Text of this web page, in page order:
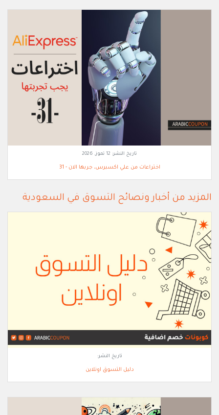
تاريخ النشر: 12 تموز, 2026
اختراعات من علي اكسبرس، جربها الان - 31
المزيد من أخبار ونصائح التسوق في السعودية
تاريخ النشر:
دليل التسوق اونلاين